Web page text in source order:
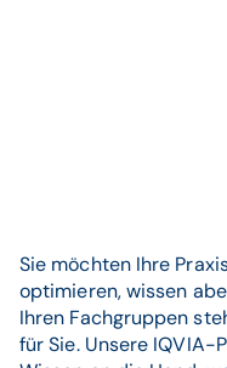
Sie möchten Ihre
optimieren, wissen
Ihren Fachgruppen
für Sie. Unsere IQVIA-